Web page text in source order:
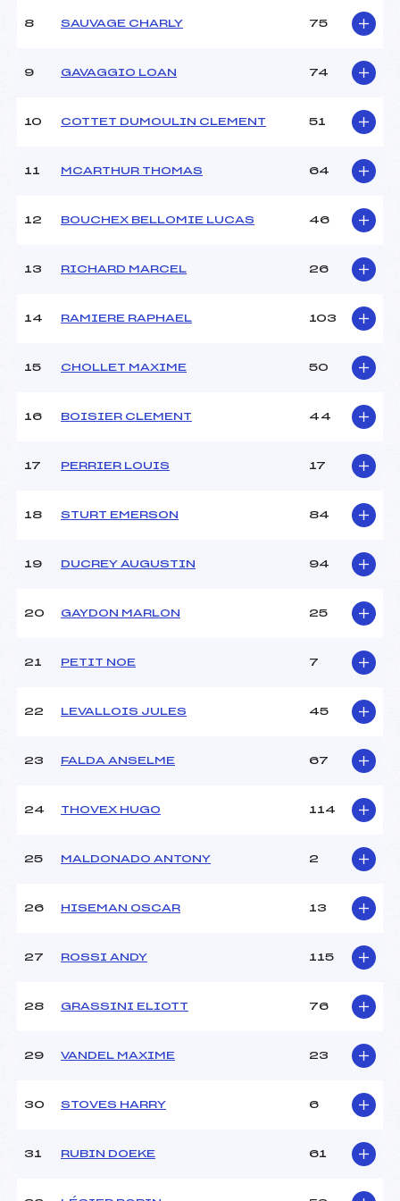
Ouvreurs C :
12H15
BONNEPART (MB)
Ouvreurs B :
ETTORI (MB)
Ouvreurs D :
Température arrivée :
U14
8 SAUVAGE CHARLY 75
9 GAVAGGIO LOAN 74
10 COTTET DUMOULIN CLEMENT 51
11 MCARTHUR THOMAS 64
12 BOUCHEX BELLOMIE LUCAS 46
13 RICHARD MARCEL 26
14 RAMIERE RAPHAEL 103
15 CHOLLET MAXIME 50
16 BOISIER CLEMENT 44
17 PERRIER LOUIS 17
18 STURT EMERSON 84
19 DUCREY AUGUSTIN 94
20 GAYDON MARLON 25
21 PETIT NOE 7
22 LEVALLOIS JULES 45
23 FALDA ANSELME 67
24 THOVEX HUGO 114
25 MALDONADO ANTONY 2
26 HISEMAN OSCAR 13
27 ROSSI ANDY 115
28 GRASSINI ELIOTT 76
29 VANDEL MAXIME 23
30 STOVES HARRY 6
31 RUBIN DOEKE 61